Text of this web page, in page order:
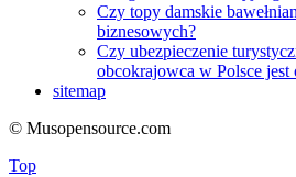
Czy topy damskie
biznesowych?
Czy ubezpieczenie
obcokrajowca w Polsce
sitemap
© Musopensource.com
Top